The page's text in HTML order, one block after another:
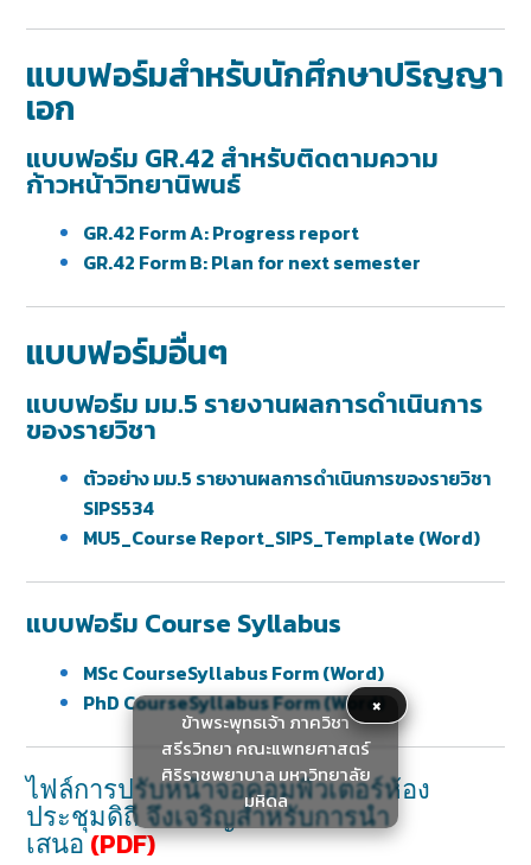
×
ข้าพระพุทธเจ้า ภาควิชา
สรีรวิทยา คณะแพทยศาสตร์
ศิริราชพยาบาล มหาวิทยาลัย
มหิดล
แบบฟอร์มสำหรับนักศึกษาปริญญา
เอก
แบบฟอร์ม GR.42 สำหรับติดตามความ
ก้าวหน้าวิทยานิพนธ์
GR.42 Form A: Progress report
GR.42 Form B: Plan for next semester
แบบฟอร์มอื่นๆ
แบบฟอร์ม มม.5 รายงานผลการดำเนินการ
ของรายวิชา
ตัวอย่าง มม.5 รายงานผลการดำเนินการของรายวิชา
SIPS534
MU5_Course Report_SIPS_Template (Word)
แบบฟอร์ม Course Syllabus
MSc CourseSyllabus Form (Word)
PhD CourseSyllabus Form (Word)
ไฟล์การปรับหน้าจอคอมพิวเตอร์ห้อง
ประชุมดิถี จึงเจริญสำหรับการนำ
เสนอ (PDF)